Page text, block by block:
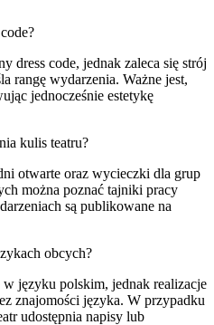
dress code, jednak zaleca się strój
rangę wydarzenia. Ważne jest,
jednocześnie estetykę
kulis teatru?
otwarte oraz wycieczki dla grup
można poznać tajniki pracy
są publikowane na
obcych?
języku polskim, jednak realizacje
znajomości języka. W przypadku
udostępnia napisy lub